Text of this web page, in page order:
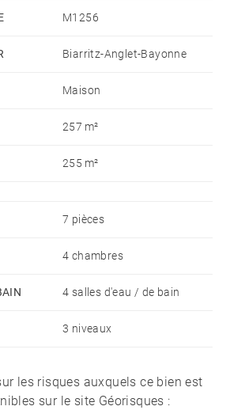
M1256
Biarritz-Anglet-Bayonne
Maison
257 m²
255 m²
7 pièces
4 chambres
4 salles d'eau / de bain
3 niveaux
les risques auxquels ce bien est
sur le site Géorisques :